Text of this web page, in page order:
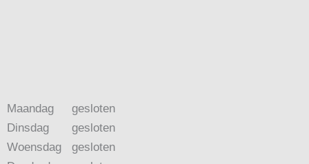
Maandag
Dinsdag
Woensdag
gesloten
gesloten
gesloten